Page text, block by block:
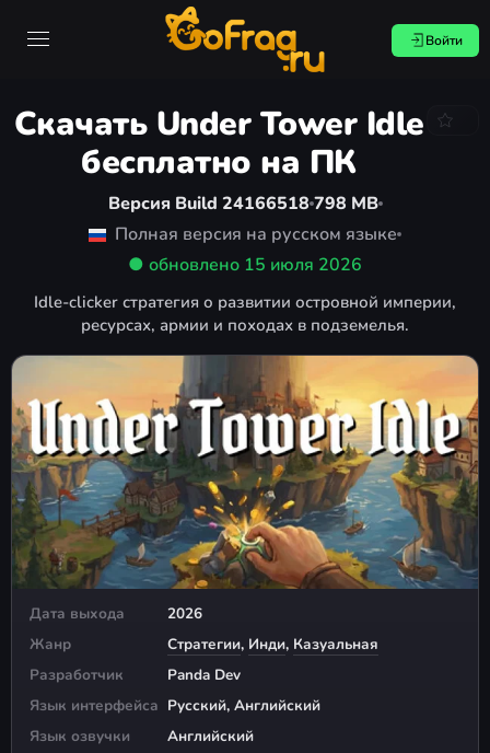
Войти
Скачать Under Tower Idle
бесплатно на ПК
Версия Build 24166518 798 MB
Полная версия на русском языке
● обновлено 15 июля 2026
Idle-clicker стратегия о развитии островной империи,
ресурсах, армии и походах в подземелья.
Дата выхода
2026
Жанр
Стратегии, Инди, Казуальная
Разработчик
Panda Dev
Язык интерфейса Русский, Английский
Язык озвучки
Английский